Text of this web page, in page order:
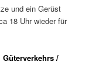
und ein Gerüst
18 Uhr wieder für
/